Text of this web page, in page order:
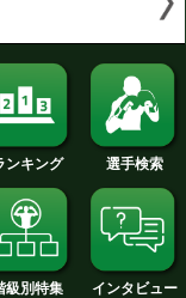
。ペレス
ンドが武
ースを握り
配したい。
、復権へ
イトルマッチ12